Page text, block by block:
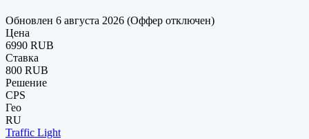
Обновлен 6 августа 2026 (Оффер отключен)
Цена
6990 RUB
Ставка
800 RUB
Решение
CPS
Гео
RU
Traffic Light